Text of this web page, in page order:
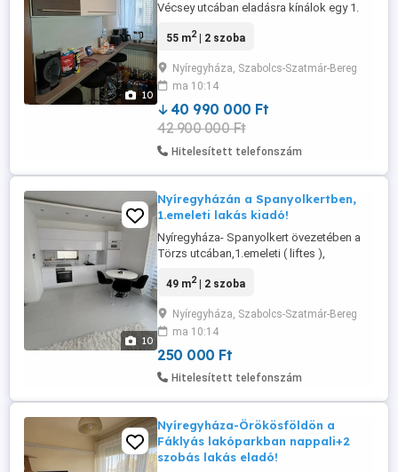
10
Vécsey utcában eladásra kínálok egy 1.
TELJESEN FELÚJÍTOTT ( 2018-ban )
ingatlan jellemzői: - Belváros közeli
övezetében található, minden
megtalálható a közelében. - Lift nincs ...
55 m2| 2 szoba
Nyíregyháza, Szabolcs-Szatmár-Bereg
ma 10:14
40 990 000 Ft
42 900 000 Ft
Hitelesített telefonszám
10
Nyíregyházán a Spanyolkertben,
1.emeleti lakás kiadó!
Nyíregyháza- Spanyolkert övezetében a
Törzs utcában,1.emeleti ( liftes ),
állapotú, bútorozott, gépesített lakás
Nyíregyháza-Spanyolkert övezetében
található, - Gázfűtéses, radiátor
hőleadókkal. - Elosztása: előszoba,
49 m2| 2 szoba
Nyíregyháza, Szabolcs-Szatmár-Bereg
ma 10:14
250 000 Ft
Hitelesített telefonszám
Nyíregyháza-Örökösföldön a
Fáklyás lakóparkban nappali+2
szobás lakás eladó!